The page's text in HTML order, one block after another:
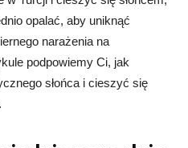
opalać, aby uniknąć
narażenia na
podpowiemy Ci, jak
słońca i cieszyć się